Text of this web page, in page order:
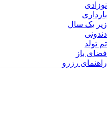
نوزادی
بارداری
زیر یک سال
دندونی
تم تولد
فضای باز
راهنمای رزرو